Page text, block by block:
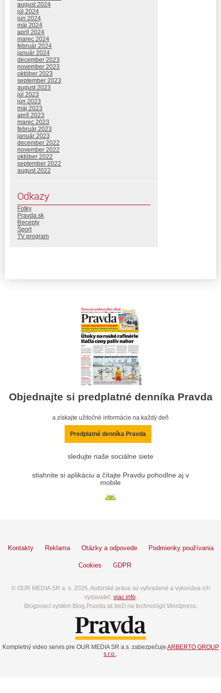
august 2024
júl 2024
jún 2024
máj 2024
apríl 2024
marec 2024
február 2024
január 2024
december 2023
november 2023
október 2023
september 2023
august 2023
júl 2023
jún 2023
máj 2023
apríl 2023
marec 2023
február 2023
január 2023
december 2022
november 2022
október 2022
september 2022
august 2022
Odkazy
Fotky
Pravda.sk
Recepty
Šport
TV program
Objednajte si predplatné denníka Pravda
a získajte užitočné informácie na každý deň
Predplatné denníka Pravda
sledujte naše sociálne siete
stiahnite si aplikáciu a čítajte Pravdu pohodlne aj v
mobile
Kontakty Reklama Otázky a odpovede Podmienky používania
Cookies GDPR
© OUR MEDIA SR a. s. 2026. Autorské práva sú vyhradené a vykonáva ich
vydavateľ, viac info.
Blogovací systém Blog.Pravda.sk beží na technológií Wordpress.
Kompletný video servis pre OUR MEDIA SR a.s. zabezpečuje ARBERTO GROUP
s.r.o..